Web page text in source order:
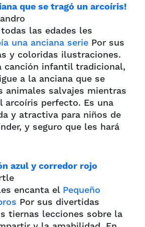
que se tragó un arcoíris!
las edades les
una anciana serie Por sus
y coloridas ilustraciones.
canción infantil tradicional,
a la anciana que se
animales salvajes mientras
arcoíris perfecto. Es una
y atractiva para niños de
y seguro que les hará
azul y corredor rojo
encanta el Pequeño
Por sus divertidas
tiernas lecciones sobre la